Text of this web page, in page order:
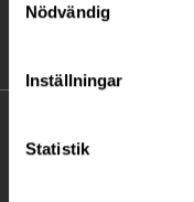
Nödvändig
Inställningar
Statistik